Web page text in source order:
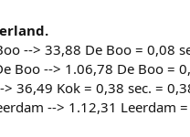
--> 33,88 De Boo = 0,08
Boo --> 1.06,78 De Boo =
36,49 Kok = 0,38 sec. =
--> 1.12,31 Leerdam